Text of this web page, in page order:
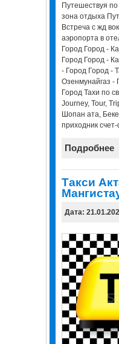
Путешествуя
зона отдыха
Встреча с жд
аэропорта в
Город Город -
Город Город -
- Город Город -
Озенмунайгаз -
Город Тахи по
Journey, Tour,
Шопан ата,
приходник
Подробнее
Tакси
Дата: